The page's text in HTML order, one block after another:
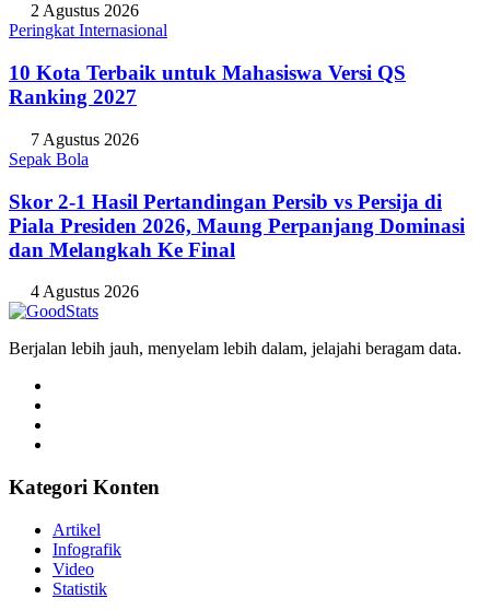
2 Agustus 2026
Peringkat Internasional
10 Kota Terbaik untuk Mahasiswa Versi QS
Ranking 2027
7 Agustus 2026
Sepak Bola
Skor 2-1 Hasil Pertandingan Persib vs Persija di
Piala Presiden 2026, Maung Perpanjang Dominasi
dan Melangkah Ke Final
4 Agustus 2026
Berjalan lebih jauh, menyelam lebih dalam, jelajahi beragam data.
Kategori Konten
Artikel
Infografik
Video
Statistik